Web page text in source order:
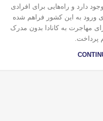
دارد و راه‌هایی برای افرادی
ورود به این کشور فراهم شده
مهاجرت به کانادا بدون مدرک
پرداخت.